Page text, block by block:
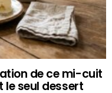
de ce mi-cuit
le seul dessert